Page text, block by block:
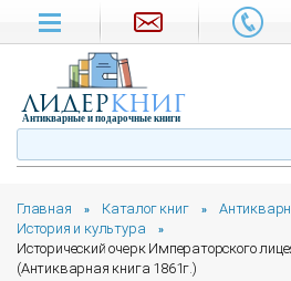
Главная » Каталог книг »
История и культура »
Исторический очерк Императорского
(Антикварная книга 1861г.)
лидеркниг
Антикварные и подарочные книги